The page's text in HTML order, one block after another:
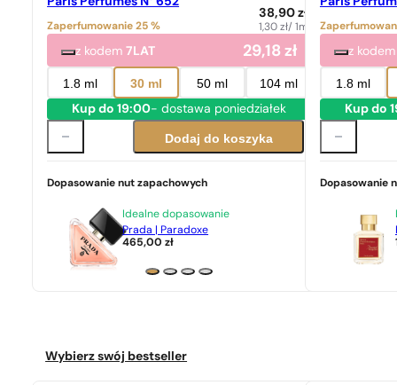
Zaperfumowanie 25 %
38,90zł
1,30zł/ 1ml
z kodem7LAT 29,18zł
1.8 ml 30 ml 50 ml 104 ml
Kup do 19:00- dostawa poniedziałek
Dodaj do koszyka
Dopasowanie nut zapachowych
Idealne dopasowanie
Prada | Paradoxe
465,00zł
z
1.8 ml
Kup do
Dopasowanie
Wybierz swój bestseller